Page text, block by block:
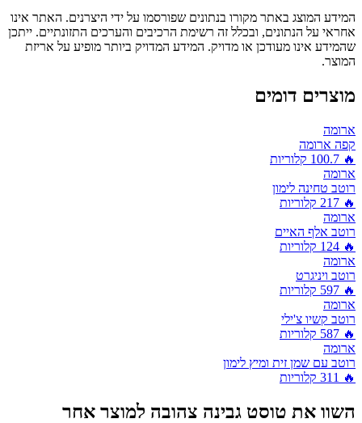
המידע המוצג באתר מקורו בנתונים שפורסמו על ידי היצרנים. האתר אינו
אחראי על הנתונים, ובכלל זה רשימת הרכיבים והערכים התזונתיים. ייתכן
שהמידע אינו מעודכן או מדויק. המידע המדויק ביותר מופיע על אריזת
המוצר.
מוצרים דומים
ארומה
קפה ארומה
🔥
100.7 קלוריות
ארומה
רוטב טחינה לימון
🔥
217 קלוריות
ארומה
רוטב אלף האיים
🔥
124 קלוריות
ארומה
רוטב ויניגרט
🔥
597 קלוריות
ארומה
רוטב קשיו צ'ילי
🔥
587 קלוריות
ארומה
רוטב עם שמן זית ומיץ לימון
🔥
311 קלוריות
השוו את טוסט גבינה צהובה למוצר אחר